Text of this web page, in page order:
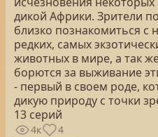
дикой Африки. Зрители
близко познакомиться с
редких, самых
животных в мире, а так
борются за выживание
- первый в своем роде,
дикую природу с точки
13 серий
4к 4